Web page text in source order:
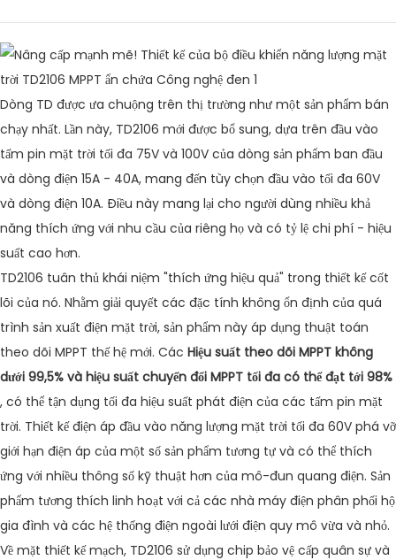
Dòng TD được ưa chuộng trên thị trường như một sản phẩm bán
chạy nhất. Lần này, TD2106 mới được bổ sung, dựa trên đầu vào
tấm pin mặt trời tối đa 75V và 100V của dòng sản phẩm ban đầu
và dòng điện 15A - 40A, mang đến tùy chọn đầu vào tối đa 60V
và dòng điện 10A. Điều này mang lại cho người dùng nhiều khả
năng thích ứng với nhu cầu của riêng họ và có tỷ lệ chi phí - hiệu
suất cao hơn.
TD2106 tuân thủ khái niệm "thích ứng hiệu quả" trong thiết kế cốt
lõi của nó. Nhằm giải quyết các đặc tính không ổn định của quá
trình sản xuất điện mặt trời, sản phẩm này áp dụng thuật toán
theo dõi MPPT thế hệ mới. Các Hiệu suất theo dõi MPPT không
dưới 99,5% và hiệu suất chuyển đổi MPPT tối đa có thể đạt tới 98%
, có thể tận dụng tối đa hiệu suất phát điện của các tấm pin mặt
trời. Thiết kế điện áp đầu vào năng lượng mặt trời tối đa 60V phá vỡ
giới hạn điện áp của một số sản phẩm tương tự và có thể thích
ứng với nhiều thông số kỹ thuật hơn của mô-đun quang điện. Sản
phẩm tương thích linh hoạt với cả các nhà máy điện phân phối hộ
gia đình và các hệ thống điện ngoài lưới điện quy mô vừa và nhỏ.
Về mặt thiết kế mạch, TD2106 sử dụng chip bảo vệ cấp quân sự và